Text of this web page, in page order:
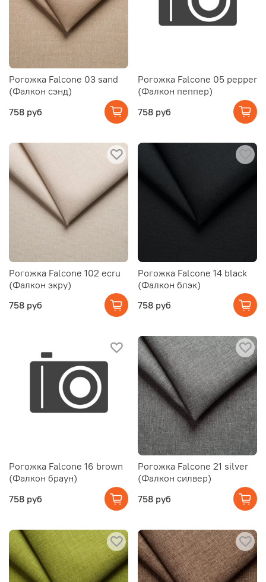
Рогожка Falcone 03 sand
(Фалкон сэнд)
758 руб
Рогожка Falcone 05 pepper
(Фалкон пеппер)
758 руб
Рогожка Falcone 102 ecru
(Фалкон экру)
758 руб
Рогожка Falcone 14 black
(Фалкон блэк)
758 руб
Рогожка Falcone 16 brown
(Фалкон браун)
758 руб
Рогожка Falcone 21 silver
(Фалкон силвер)
758 руб